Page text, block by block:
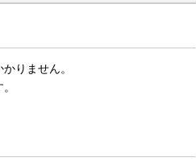
りません。